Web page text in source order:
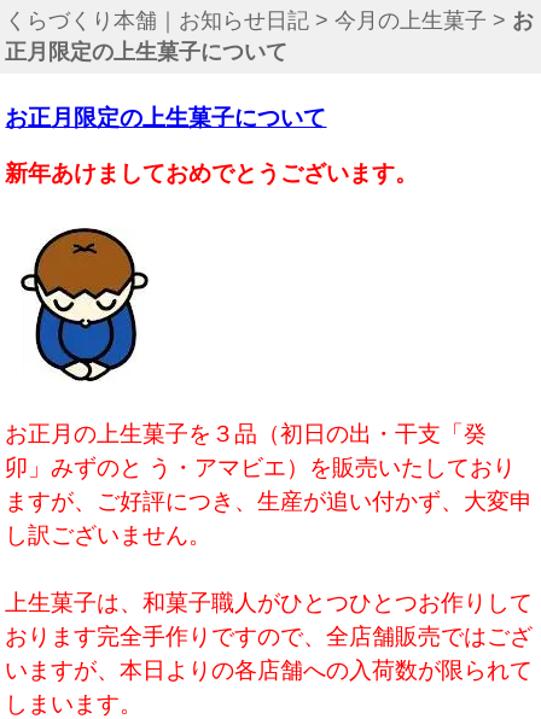
くらづくり本舗｜お知らせ日記 >今月の上生菓子 > お
正月限定の上生菓子について
お正月限定の上生菓子について
新年あけましておめでとうございます。
お正月の上生菓子を３品（初日の出・干支「癸
卯」みずのと う・アマビエ）を販売いたしており
ますが、ご好評につき、生産が追い付かず、大変申
し訳ございません。
上生菓子は、和菓子職人がひとつひとつお作りして
おります完全手作りですので、全店舗販売ではござ
いますが、本日よりの各店舗への入荷数が限られて
しまいます。